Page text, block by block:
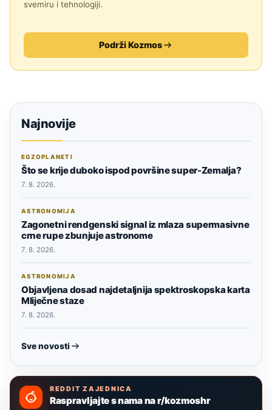
svemiru i tehnologiji.
Podrži Kozmos
Najnovije
EGZOPLANETI
Što se krije duboko ispod površine super-Zemalja?
7. 8. 2026.
ASTRONOMIJA
Zagonetni rendgenski signal iz mlaza supermasivne
crne rupe zbunjuje astronome
7. 8. 2026.
ASTRONOMIJA
Objavljena dosad najdetaljnija spektroskopska karta
Mliječne staze
7. 8. 2026.
Sve novosti
REDDIT ZAJEDNICA
Raspravljajte s nama na r/kozmoshr